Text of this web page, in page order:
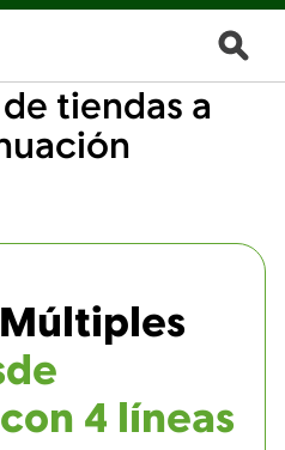
tiendas a
4 líneas